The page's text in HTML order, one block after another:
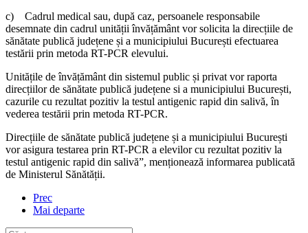
c) Cadrul medical sau, după caz, persoanele responsabile
desemnate din cadrul unității învățământ vor solicita la direcțiile de
sănătate publică județene și a municipiului București efectuarea
testării prin metoda RT-PCR elevului.
Unitățile de învățământ din sistemul public și privat vor raporta
direcțiilor de sănătate publică județene si a municipiului București,
cazurile cu rezultat pozitiv la testul antigenic rapid din salivă, în
vederea testării prin metoda RT-PCR.
Direcțiile de sănătate publică județene și a municipiului București
vor asigura testarea prin RT-PCR a elevilor cu rezultat pozitiv la
testul antigenic rapid din salivă”, menționează informarea publicată
de Ministerul Sănătății.
Prec
Mai departe